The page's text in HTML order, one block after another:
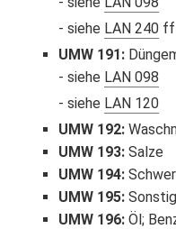
siehe LAN 240ff
UMW 191:
siehe LAN 098
siehe LAN 120
UMW 192:
UMW 193:Salze
UMW 194:
UMW 195:
UMW 196:Öl;